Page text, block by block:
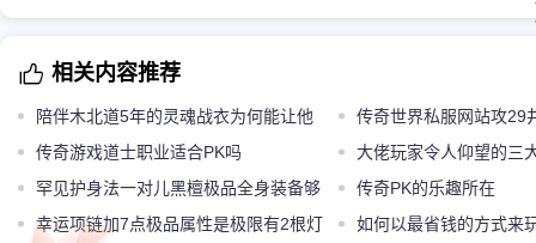
相关内容推荐
陪伴木北道5年的灵魂战衣为何能让他
念念不忘
传奇世界私服网站攻29
链这身砍道装备真强悍
传奇游戏道士职业适合PK吗
大佬玩家令人仰望的三
备你见过吗
罕见护身法一对儿黑檀极品全身装备够
买鹤岗一栋楼
传奇PK的乐趣所在
幸运项链加7点极品属性是极限有2根灯
如何以最省钱的方式来